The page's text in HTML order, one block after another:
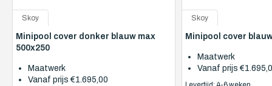
Skoy
Minipool cover donker blauw max
500x250
Maatwerk
Vanaf prijs €1.695,00
Skoy
Minipool cover
Maatwerk
Vanaf prijs